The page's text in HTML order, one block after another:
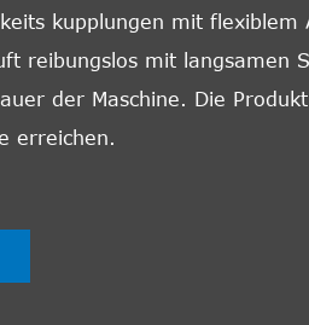
kupplungen mit flexiblem
reibungslos mit langsamen
der Maschine. Die
erreichen.